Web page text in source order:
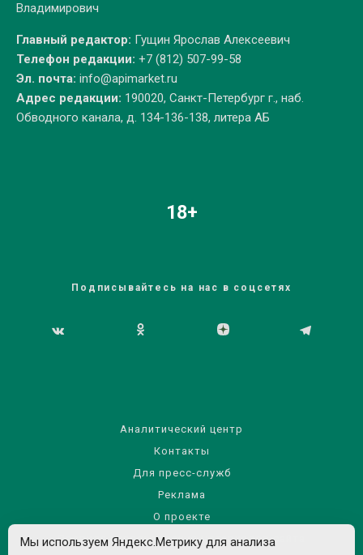
Владимирович
Главный редактор: Гущин Ярослав Алексеевич
Телефон редакции: +7 (812) 507-99-58
Эл. почта: info@apimarket.ru
Адрес редакции: 190020, Санкт-Петербург г., наб.
Обводного канала, д. 134-136-138, литера АБ
18+
Подписывайтесь на нас в соцсетях
Аналитический центр
Контакты
Для пресс-служб
Реклама
О проекте
Правила использования материалов сайта
Мы используем Яндекс.Метрику для анализа